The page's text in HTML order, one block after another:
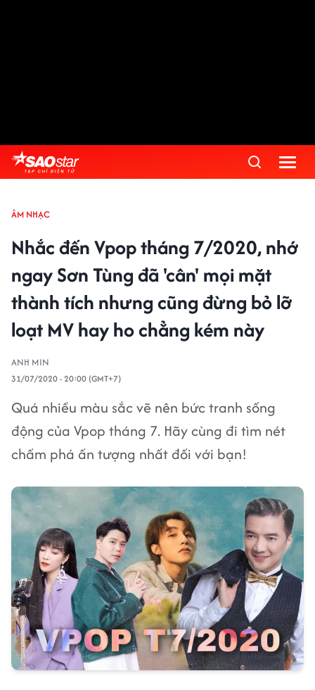
ÂM NHẠC
Nhắc đến Vpop tháng 7/2020, nhớ
ngay Sơn Tùng đã 'cân' mọi mặt
thành tích nhưng cũng đừng bỏ lỡ
loạt MV hay ho chẳng kém này
ANH MIN
31/07/2020 - 20:00 (GMT+7)
Quá nhiều màu sắc vẽ nên bức tranh sống
động của Vpop tháng 7. Hãy cùng đi tìm nét
chấm phá ấn tượng nhất đối với bạn!